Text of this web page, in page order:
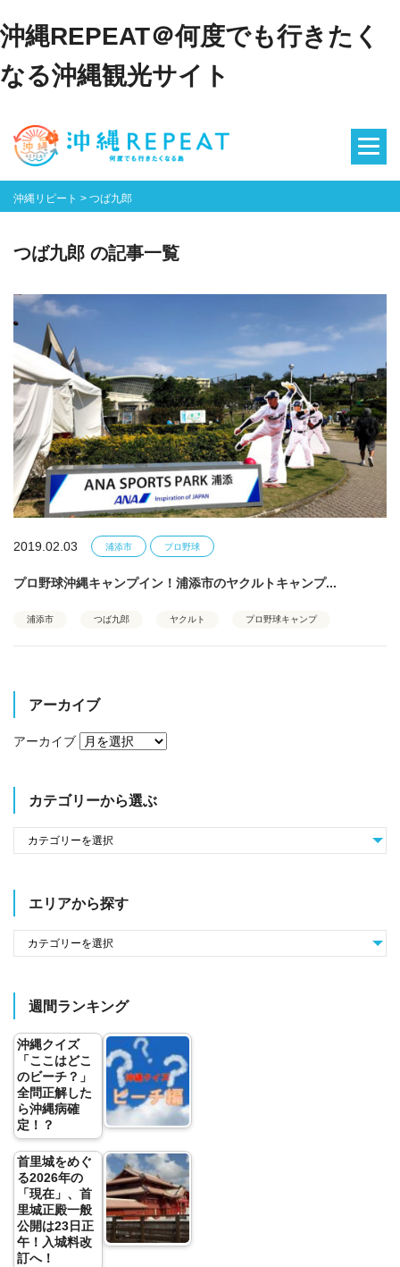
沖縄REPEAT＠何度でも行きたく
なる沖縄観光サイト
沖縄リピート > つば九郎
つば九郎 の記事一覧
2019.02.03 浦添市 プロ野球
プロ野球沖縄キャンプイン！浦添市のヤクルトキャンプ...
浦添市 つば九郎 ヤクルト プロ野球キャンプ
アーカイブ
アーカイブ
カテゴリーから選ぶ
エリアから探す
週間ランキング
沖縄クイズ
「ここはどこ
のビーチ？」
全問正解した
ら沖縄病確
定！？
首里城をめぐ
る2026年の
「現在」、首
里城正殿一般
公開は23日正
午！入城料改
訂へ！